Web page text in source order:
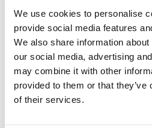
We use cookies to personalise
provide social media features
We also share information
our social media, advertising
may combine it with other
provided to them or that
of their services.